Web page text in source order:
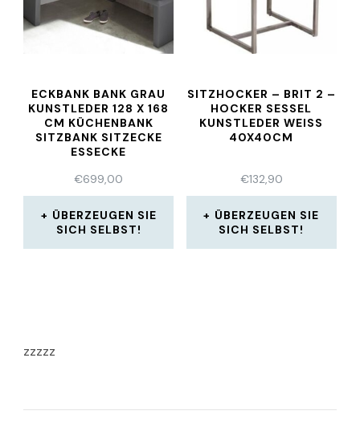
ECKBANK BANK GRAU
KUNSTLEDER 128 X 168
CM KÜCHENBANK
SITZBANK SITZECKE
ESSECKE
€699,00
ÜBERZEUGEN SIE
SICH SELBST!
SITZHOCKER – BRIT 2 –
HOCKER SESSEL
KUNSTLEDER WEISS
40X40CM
€132,90
ÜBERZEUGEN SIE
SICH SELBST!
zzzzz